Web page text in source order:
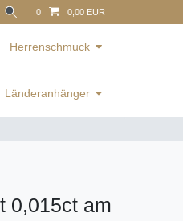
0 0,00 EUR
Herrenschmuck
Länderanhänger
0,015ct am